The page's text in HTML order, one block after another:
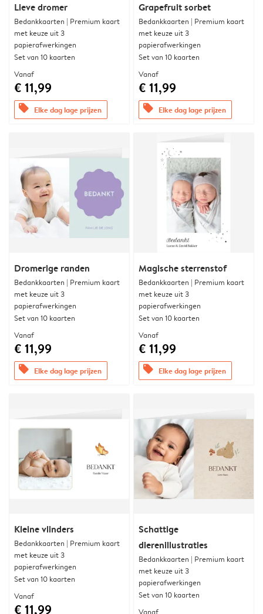
Lieve dromer
Bedankkaarten | Premium kaart
met keuze uit 3
papierafwerkingen
Set van 10 kaarten
Vanaf
€ 11,99
offers Elke dag lage prijzen
Grapefruit sorbet
Bedankkaarten | Premium kaart
met keuze uit 3
papierafwerkingen
Set van 10 kaarten
Vanaf
€ 11,99
offers Elke dag lage prijzen
Dromerige randen
Bedankkaarten | Premium kaart
met keuze uit 3
papierafwerkingen
Set van 10 kaarten
Vanaf
€ 11,99
offers Elke dag lage prijzen
Magische sterrenstof
Bedankkaarten | Premium kaart
met keuze uit 3
papierafwerkingen
Set van 10 kaarten
Vanaf
€ 11,99
offers Elke dag lage prijzen
Kleine vlinders
Bedankkaarten | Premium kaart
met keuze uit 3
papierafwerkingen
Set van 10 kaarten
Vanaf
€ 11,99
Schattige
dierenillustraties
Bedankkaarten | Premium kaart
met keuze uit 3
papierafwerkingen
Set van 10 kaarten
Vanaf